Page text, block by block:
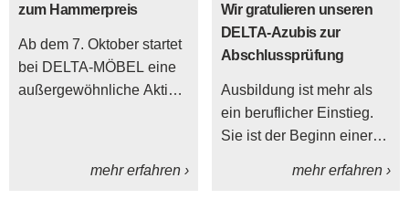
den Tag. Gerade weil es
sich für uns um einen
wichtigen Wohlfühlort
handelt, sollten Merkmale
zum Hammerpreis
Ab dem 7. Oktober startet
bei DELTA-MÖBEL eine
außergewöhnliche Aktion:
mehr erfahren ›
Wir gratulieren unseren
DELTA-Azubis zur
Abschlussprüfung
Ausbildung ist mehr als
ein beruflicher Einstieg.
Sie ist der Beginn einer
mehr erfahren ›